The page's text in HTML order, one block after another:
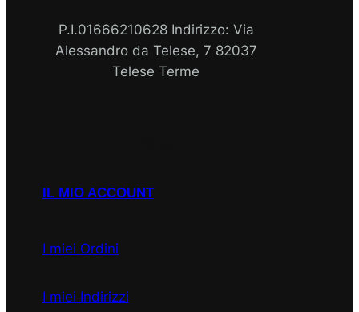
P.I.01666210628 Indirizzo: Via
Alessandro da Telese, 7 82037
Telese Terme
IL MIO ACCOUNT
I miei Ordini
I miei Indirizzi